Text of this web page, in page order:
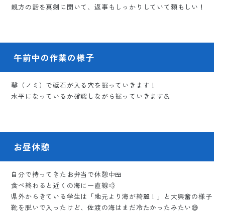
親方の話を真剣に聞いて、返事もしっかりしていて頼もしい！
午前中の作業の様子
鑿（ノミ）で砥石が入る穴を掘っていきます！
水平になっているか確認しながら掘っていきます💪
お昼休憩
自分で持ってきたお弁当で休憩中🍱
食べ終わると近くの海に一直線💨
県外からきている学生は「地元より海が綺麗！」と大興奮の様子
靴を脱いで入ったけど、佐渡の海はまだ冷たかったみたい😅